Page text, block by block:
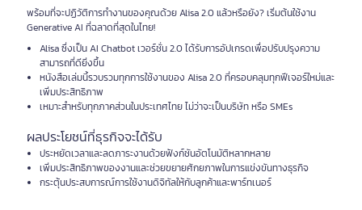
พร้อมที่จะปฏิวัติการทำงานของคุณด้วย Alisa 2.0 แล้วหรือยัง? เริ่มต้นใช้งาน
Generative AI ที่ฉลาดที่สุดในไทย!
Alisa ซึ่งเป็น AI Chatbot เวอร์ชั่น 2.0 ได้รับการอัปเกรดเพื่อปรับปรุงความ
สามารถที่ดียิ่งขึ้น
หนังสือเล่มนี้รวบรวมทุกการใช้งานของ Alisa 2.0 ที่ครอบคลุมทุกฟีเจอร์ใหม่และ
เพิ่มประสิทธิภาพ
เหมาะสำหรับทุกภาคส่วนในประเทศไทย ไม่ว่าจะเป็นบริษัท หรือ SMEs
ผลประโยชน์ที่ธุรกิจจะได้รับ
ประหยัดเวลาและลดภาระงานด้วยฟังก์ชันอัตโนมัติหลากหลาย
เพิ่มประสิทธิภาพของงานและช่วยขยายศักยภาพในการแข่งขันทางธุรกิจ
กระตุ้นประสบการณ์การใช้งานดิจิทัลให้กับลูกค้าและพาร์ทเนอร์